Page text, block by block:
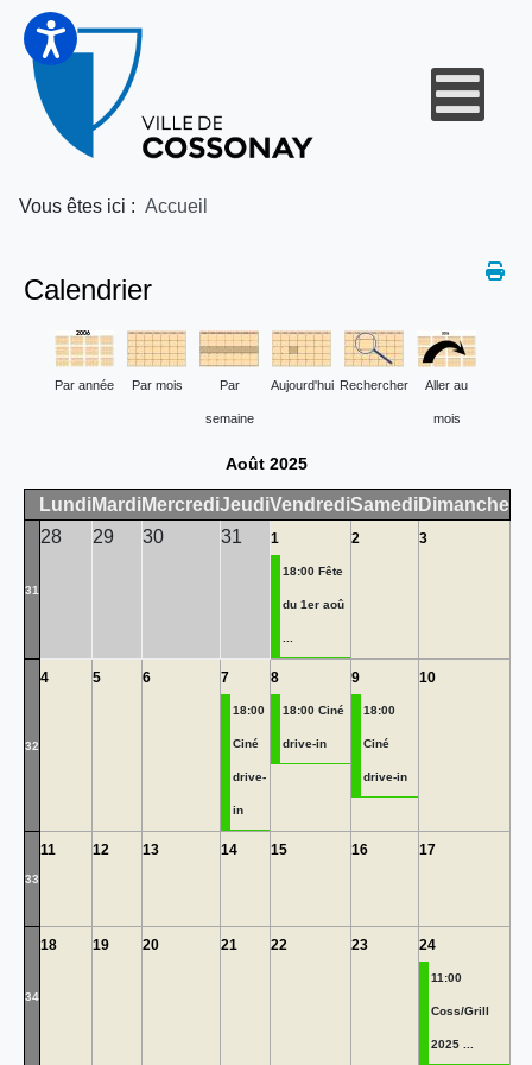
Vous êtes ici : Accueil
Calendrier
Par année Par mois Par
semaine
Aujourd'hui Rechercher Aller au
mois
Août 2025
LundiMardiMercrediJeudiVendrediSamediDimanche
31
28 29 30 31 1
18:00 Fête
du 1er aoû
2 3
32
4 5 6 7
18:00
Ciné
drive-
in
8
18:00 Ciné
drive-in
9
18:00
Ciné
drive-in
10
33
11 12 13 14 15 16 17
34
18 19 20 21 22 23 24
11:00
Coss/Grill
2025 ...